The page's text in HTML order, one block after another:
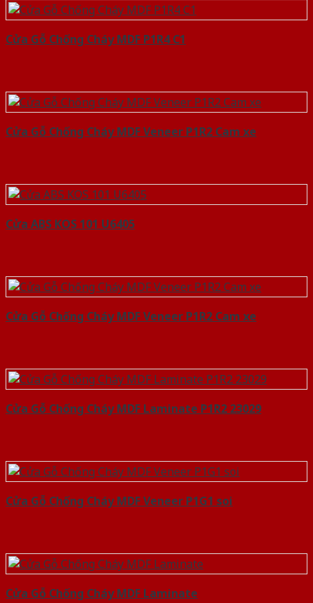
Cửa Gỗ Chống Cháy MDF P1R4 C1
Cửa Gỗ Chống Cháy MDF Veneer P1R2 Cam xe
Cửa ABS KOS 101 U6405
Cửa Gỗ Chống Cháy MDF Veneer P1R2 Cam xe
Cửa Gỗ Chống Cháy MDF Laminate P1R2 23029
Cửa Gỗ Chống Cháy MDF Veneer P1G1 soi
Cửa Gỗ Chống Cháy MDF Laminate